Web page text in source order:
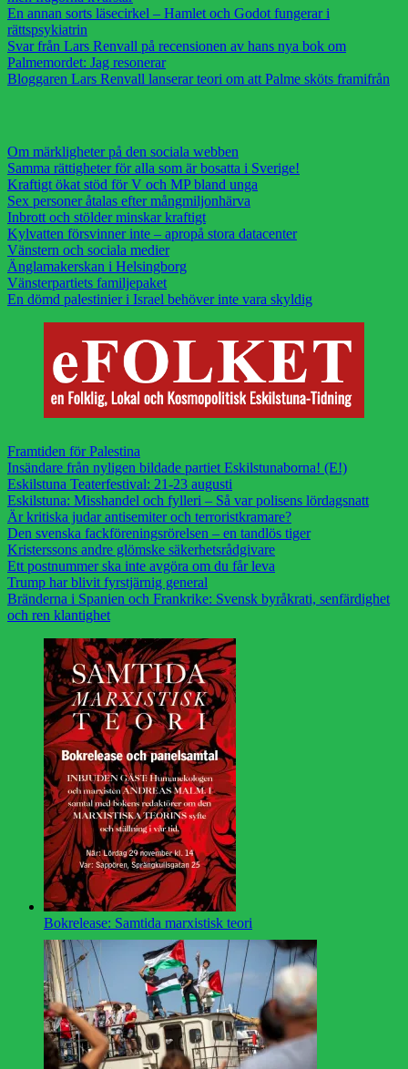
En annan sorts läsecirkel – Hamlet och Godot fungerar i
rättspsykiatrin
Svar från Lars Renvall på recensionen av hans nya bok om
Palmemordet: Jag resonerar
Bloggaren Lars Renvall lanserar teori om att Palme sköts framifrån
Om märkligheter på den sociala webben
Samma rättigheter för alla som är bosatta i Sverige!
Kraftigt ökat stöd för V och MP bland unga
Sex personer åtalas efter mångmiljonhärva
Inbrott och stölder minskar kraftigt
Kylvatten försvinner inte – apropå stora datacenter
Vänstern och sociala medier
Änglamakerskan i Helsingborg
Vänsterpartiets familjepaket
En dömd palestinier i Israel behöver inte vara skyldig
Framtiden för Palestina
Insändare från nyligen bildade partiet Eskilstunaborna! (E!)
Eskilstuna Teaterfestival: 21-23 augusti
Eskilstuna: Misshandel och fylleri – Så var polisens lördagsnatt
Är kritiska judar antisemiter och terroristkramare?
Den svenska fackföreningsrörelsen – en tandlös tiger
Kristerssons andre glömske säkerhetsrådgivare
Ett postnummer ska inte avgöra om du får leva
Trump har blivit fyrstjärnig general
Bränderna i Spanien och Frankrike: Svensk byråkrati, senfärdighet
och ren klantighet
Bokrelease: Samtida marxistisk teori